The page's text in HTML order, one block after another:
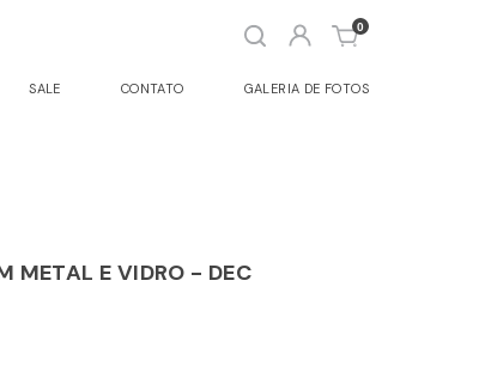
Abrir
busca
0
SALE CONTATO GALERIA DE FOTOS
METAL E VIDRO - DEC